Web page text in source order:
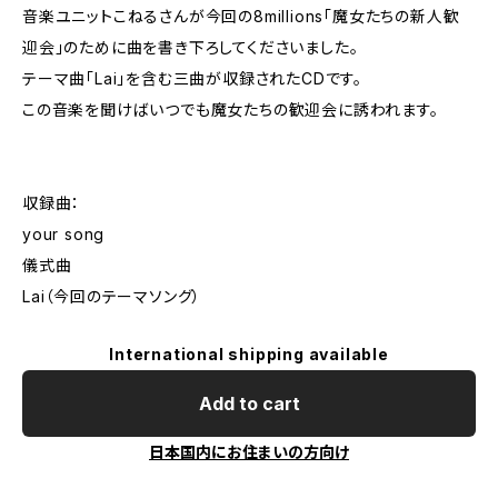
音楽ユニットこねるさんが今回の8millions「魔女たちの新人歓
迎会」のために曲を書き下ろしてくださいました。
テーマ曲「Lai」を含む三曲が収録されたCDです。
この音楽を聞けばいつでも魔女たちの歓迎会に誘われます。
収録曲：
your song
儀式曲
Lai（今回のテーマソング）
International shipping available
Add to cart
日本国内にお住まいの方向け